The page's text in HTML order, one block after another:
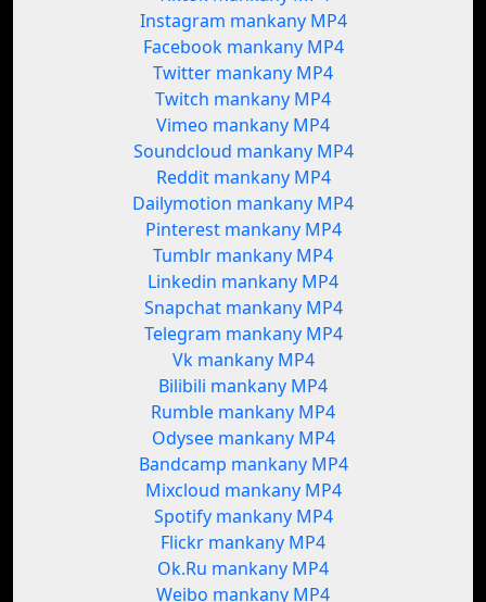
Instagram mankany MP4
Facebook mankany MP4
Twitter mankany MP4
Twitch mankany MP4
Vimeo mankany MP4
Soundcloud mankany MP4
Reddit mankany MP4
Dailymotion mankany MP4
Pinterest mankany MP4
Tumblr mankany MP4
Linkedin mankany MP4
Snapchat mankany MP4
Telegram mankany MP4
Vk mankany MP4
Bilibili mankany MP4
Rumble mankany MP4
Odysee mankany MP4
Bandcamp mankany MP4
Mixcloud mankany MP4
Spotify mankany MP4
Flickr mankany MP4
Ok.Ru mankany MP4
Weibo mankany MP4